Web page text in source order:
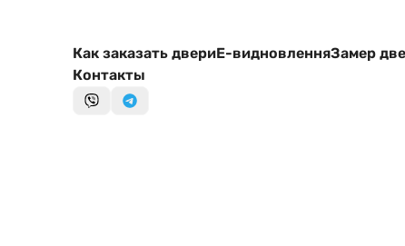
Как заказать двериЕ-видновленняЗамер
Контакты